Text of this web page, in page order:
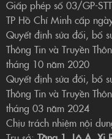
Giấp phép số 03/GP-
TP Hồ Chí Minh cấp
Quyết định sửa đổi, bổ
Thông Tin và Truyền
tháng 10 năm 2020
Quyết định sửa đổi, bổ
Thông Tin và Truyền
tháng 03 năm 2024
Chịu trách nhiệm nội